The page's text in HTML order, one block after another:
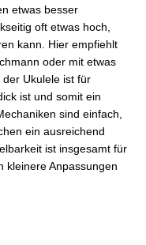
etwas besser
oft etwas hoch,
kann. Hier empfiehlt
oder mit etwas
Ukulele ist für
ist und somit ein
sind einfach,
ein ausreichend
ist insgesamt für
kleinere Anpassungen